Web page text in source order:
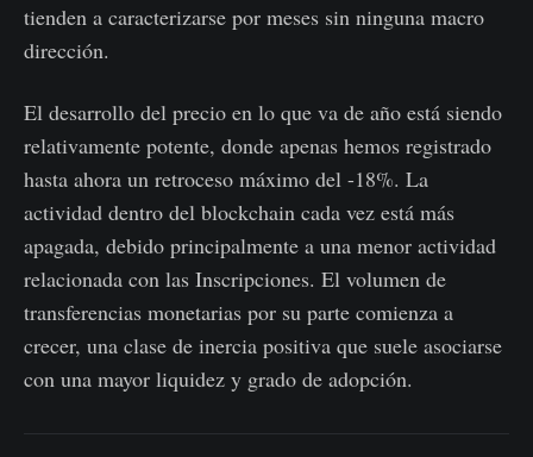
tienden a caracterizarse por meses sin ninguna macro
dirección.
El desarrollo del precio en lo que va de año está siendo
relativamente potente, donde apenas hemos registrado
hasta ahora un retroceso máximo del -18%. La
actividad dentro del blockchain cada vez está más
apagada, debido principalmente a una menor actividad
relacionada con las Inscripciones. El volumen de
transferencias monetarias por su parte comienza a
crecer, una clase de inercia positiva que suele asociarse
con una mayor liquidez y grado de adopción.